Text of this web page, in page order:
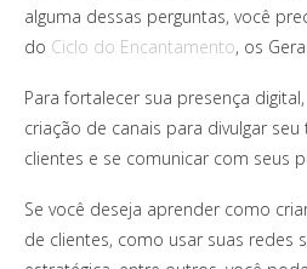
alguma dessas perguntas, você
do Ciclo do Encantamento, os
Para fortalecer sua presença
criação de canais para divulgar
clientes e se comunicar com seus
Se você deseja aprender como
de clientes, como usar suas redes